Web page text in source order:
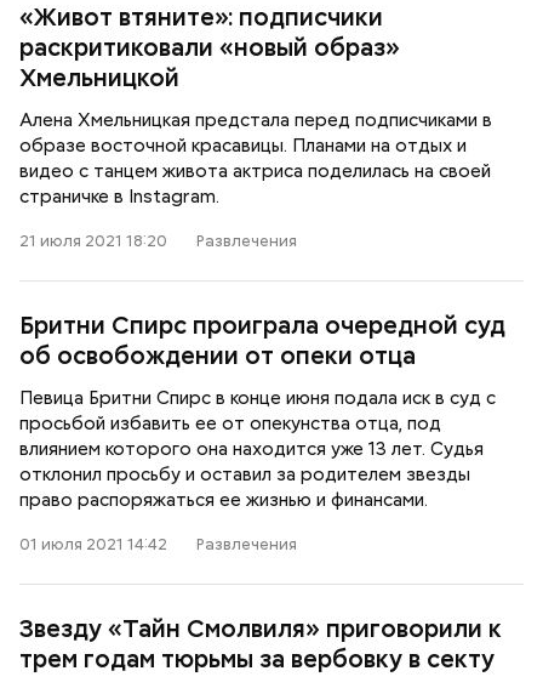
«Живот втяните»: подписчики
раскритиковали «новый образ»
Хмельницкой
Алена Хмельницкая предстала перед подписчиками в
образе восточной красавицы. Планами на отдых и
видео с танцем живота актриса поделилась на своей
страничке в Instagram.
21 июля 2021 18:20 Развлечения
Бритни Спирс проиграла очередной суд
об освобождении от опеки отца
Певица Бритни Спирс в конце июня подала иск в суд с
просьбой избавить ее от опекунства отца, под
влиянием которого она находится уже 13 лет. Судья
отклонил просьбу и оставил за родителем звезды
право распоряжаться ее жизнью и финансами.
01 июля 2021 14:42 Развлечения
Звезду «Тайн Смолвиля» приговорили к
трем годам тюрьмы за вербовку в секту